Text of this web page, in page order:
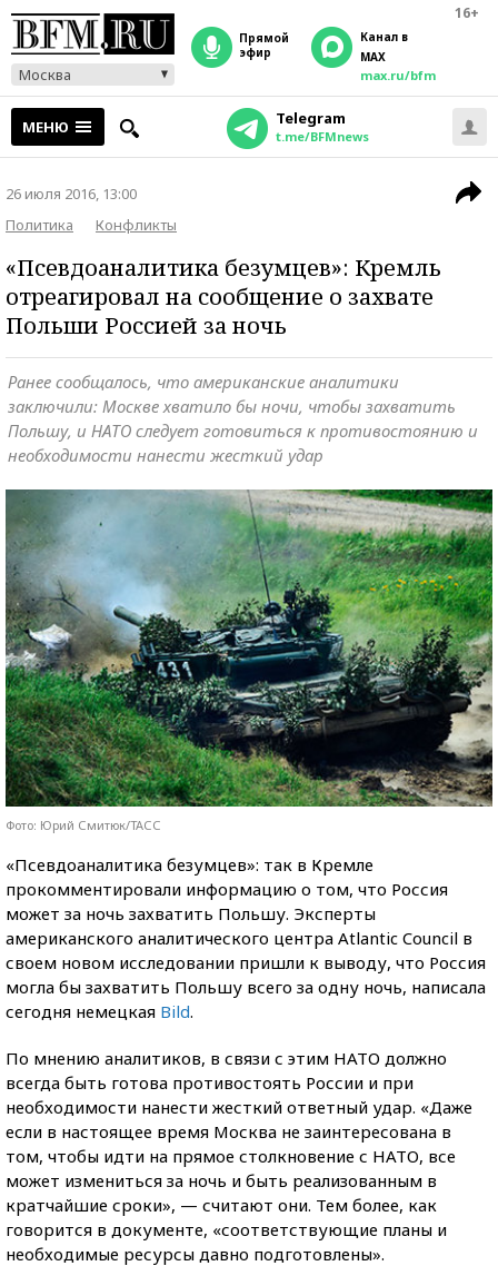
16+
Москва
прямой
эфир
Канал в
MAX
max.ru/bfm
МЕНЮ Telegram
t.me/BFMnews
26 июля 2016, 13:00
Политика
Конфликты
«Псевдоаналитика безумцев»: Кремль
отреагировал на сообщение о захвате
Польши Россией за ночь
Ранее сообщалось, что американские аналитики
заключили: Москве хватило бы ночи, чтобы захватить
Польшу, и НАТО следует готовиться к противостоянию и
необходимости нанести жесткий удар
Фото: Юрий Смитюк/ТАСС
«Псевдоаналитика безумцев»: так в Кремле
прокомментировали информацию о том, что Россия
может за ночь захватить Польшу. Эксперты
американского аналитического центра Atlantic Council в
своем новом исследовании пришли к выводу, что Россия
могла бы захватить Польшу всего за одну ночь, написала
сегодня немецкая Bild.
По мнению аналитиков, в связи с этим НАТО должно
всегда быть готова противостоять России и при
необходимости нанести жесткий ответный удар. «Даже
если в настоящее время Москва не заинтересована в
том, чтобы идти на прямое столкновение с НАТО, все
может измениться за ночь и быть реализованным в
кратчайшие сроки», — считают они. Тем более, как
говорится в документе, «соответствующие планы и
необходимые ресурсы давно подготовлены».